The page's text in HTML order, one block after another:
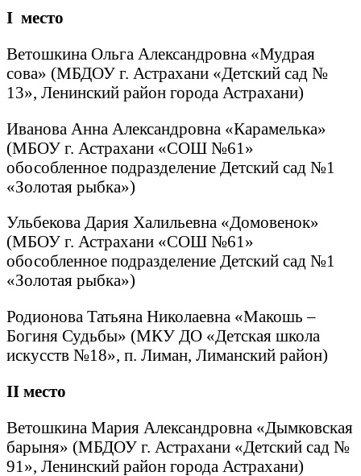
I место
Ветошкина Ольга Александровна «Мудрая
сова» (МБДОУ г. Астрахани «Детский сад №
13», Ленинский район города Астрахани)
Иванова Анна Александровна «Карамелька»
(МБОУ г. Астрахани «СОШ №61»
обособленное подразделение Детский сад №1
«Золотая рыбка»)
Ульбекова Дария Халильевна «Домовенок»
(МБОУ г. Астрахани «СОШ №61»
обособленное подразделение Детский сад №1
«Золотая рыбка»)
Родионова Татьяна Николаевна «Макошь –
Богиня Судьбы» (МКУ ДО «Детская школа
искусств №18», п. Лиман, Лиманский район)
II место
Ветошкина Мария Александровна «Дымковская
барыня» (МБДОУ г. Астрахани «Детский сад №
91», Ленинский район города Астрахани)